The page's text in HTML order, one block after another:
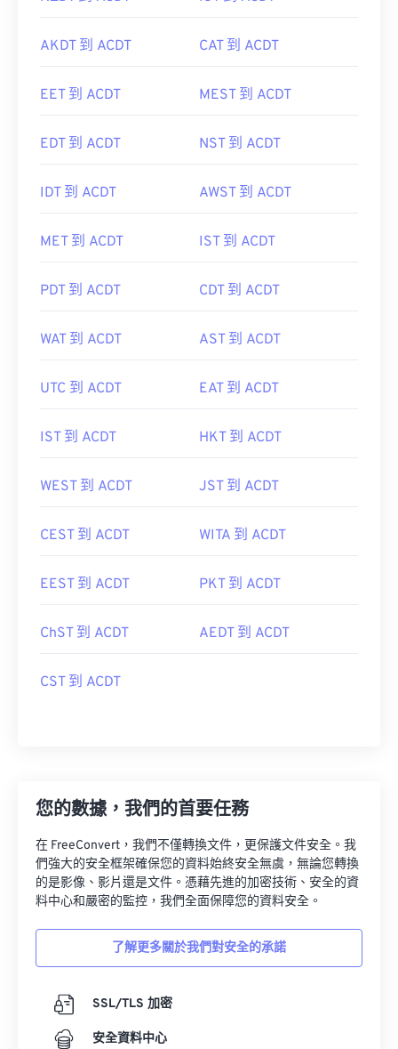
AKDT 到 ACDT CAT 到 ACDT
EET 到 ACDT MEST 到 ACDT
EDT 到 ACDT NST 到 ACDT
IDT 到 ACDT AWST 到 ACDT
MET 到 ACDT IST 到 ACDT
PDT 到 ACDT CDT 到 ACDT
WAT 到 ACDT AST 到 ACDT
UTC 到 ACDT EAT 到 ACDT
IST 到 ACDT HKT 到 ACDT
WEST 到 ACDT JST 到 ACDT
CEST 到 ACDT WITA 到 ACDT
EEST 到 ACDT PKT 到 ACDT
ChST 到 ACDT AEDT 到 ACDT
CST 到 ACDT
您的數據，我們的首要任務
在 FreeConvert，我們不僅轉換文件，更保護文件安全。我
們強大的安全框架確保您的資料始終安全無虞，無論您轉換
的是影像、影片還是文件。憑藉先進的加密技術、安全的資
料中心和嚴密的監控，我們全面保障您的資料安全。
了解更多關於我們對安全的承諾
SSL/TLS 加密
安全資料中心